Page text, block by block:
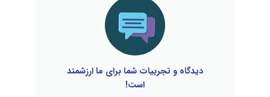
دیدگاه و تجربیات شما برای ما ارزشمند
است!